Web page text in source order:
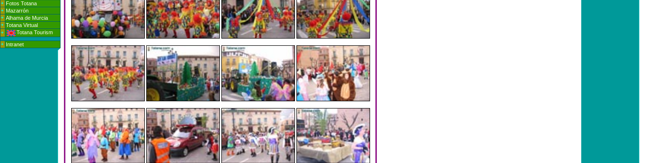
Fotos Totana
Mazarrón
Alhama de Murcia
Totana Virtual
Totana Tourism
Intranet